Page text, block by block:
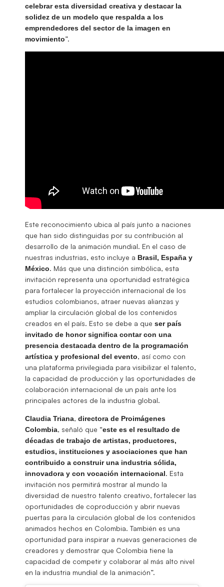
celebrar esta diversidad creativa y destacar la
solidez de un modelo que respalda a los
emprendedores del sector de la imagen en
movimiento”.
Este reconocimiento ubica al país junto a naciones
que han sido distinguidas por su contribución al
desarrollo de la animación mundial. En el caso de
nuestras industrias, esto incluye a Brasil, España y
México. Más que una distinción simbólica, esta
invitación representa una oportunidad estratégica
para fortalecer la proyección internacional de los
estudios colombianos, atraer nuevas alianzas y
ampliar la circulación global de los contenidos
creados en el país. Esto se debe a que ser país
invitado de honor significa contar con una
presencia destacada dentro de la programación
artística y profesional del evento, así como con
una plataforma privilegiada para visibilizar el talento,
la capacidad de producción y las oportunidades de
colaboración internacional de un país ante los
principales actores de la industria global.
Claudia Triana, directora de Proimágenes
Colombia, señaló que “este es el resultado de
décadas de trabajo de artistas, productores,
estudios, instituciones y asociaciones que han
contribuido a construir una industria sólida,
innovadora y con vocación internacional. Esta
invitación nos permitirá mostrar al mundo la
diversidad de nuestro talento creativo, fortalecer las
oportunidades de coproducción y abrir nuevas
puertas para la circulación global de los contenidos
animados hechos en Colombia. También es una
oportunidad para inspirar a nuevas generaciones de
creadores y demostrar que Colombia tiene la
capacidad de competir y colaborar al más alto nivel
en la industria mundial de la animación”.